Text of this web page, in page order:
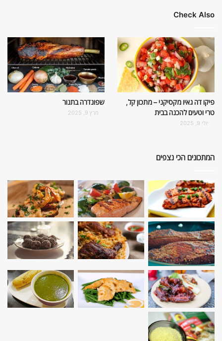
Check Also
פיקו דה גאיו מקסיקני – מתכון קל,
טרי וטעים להכנה בבית
יולי 9, 2025
שפונדרה בתנור
מרץ 9, 2025
המתכונים הכי נצפים